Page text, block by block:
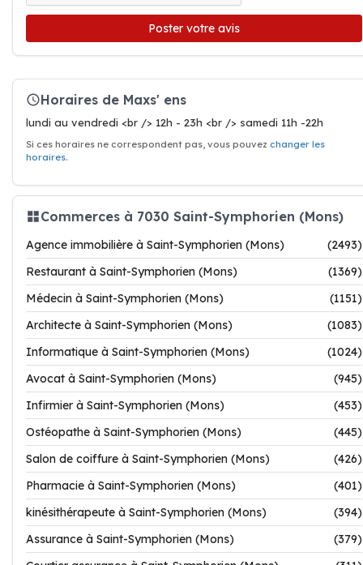
Poster votre avis
Horaires de Maxs' ens
lundi au vendredi <br /> 12h - 23h <br /> samedi 11h -22h
Si ces horaires ne correspondent pas, vous pouvez changer les
horaires.
Commerces à 7030 Saint-Symphorien (Mons)
Agence immobilière à Saint-Symphorien (Mons)
(2493)
Restaurant à Saint-Symphorien (Mons)
(1369)
Médecin à Saint-Symphorien (Mons)
(1151)
Architecte à Saint-Symphorien (Mons)
(1083)
Informatique à Saint-Symphorien (Mons)
(1024)
Avocat à Saint-Symphorien (Mons)
(945)
Infirmier à Saint-Symphorien (Mons)
(453)
Ostéopathe à Saint-Symphorien (Mons)
(445)
Salon de coiffure à Saint-Symphorien (Mons)
(426)
Pharmacie à Saint-Symphorien (Mons)
(401)
kinésithérapeute à Saint-Symphorien (Mons)
(394)
Assurance à Saint-Symphorien (Mons)
(379)